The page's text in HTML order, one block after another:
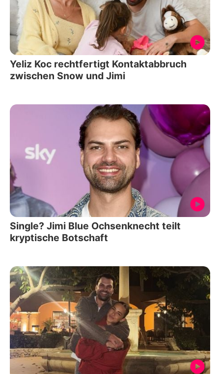
Yeliz Koc rechtfertigt Kontaktabbruch
zwischen Snow und Jimi
Single? Jimi Blue Ochsenknecht teilt
kryptische Botschaft